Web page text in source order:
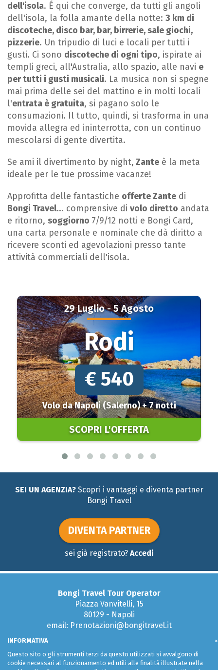
dell'isola. É qui che converge, da tutti gli angoli
dell'isola, la folla amante della notte: 3 km di
discoteche, disco bar, bar, birrerie, sale giochi,
pizzerie. Un tripudio di luci e locali per tutti i
gusti. Ci sono discoteche di ogni tipo, ispirate ai
templi greci, all'Australia, allo spazio, alle navi e
per tutti i gusti musicali. La musica non si spegne
mai prima delle sei del mattino e in molti locali
l'entrata è gratuita, si pagano solo le
consumazioni. Il tutto, quindi, si trasforma in una
movida allegra ed ininterrotta, con un continuo
mescolarsi di gente divertita.
Se ami il divertimento by night, Zante è la meta
ideale per le tue prossime vacanze!
Approfitta delle fantastiche offerte Zante di
Bongi Travel... comprensive di volo diretto andata
e ritorno, soggiorno 7/9/12 notti e Bongi Card,
una carta personale e nominale che dà diritto a
ricevere sconti ed agevolazioni presso tante
attività commerciali dell'isola.
29 Luglio - 5 Agosto
Rodi
€ 540
Volo da Napoli (Salerno) + 7 notti
SCOPRI L'OFFERTA
SEI UN AGENZIA?Scopri i vantaggi e diventa partner
Bongi Travel
DIVENTA PARTNER
sei già registrato? Accedi
Bongi Travel Tour Operator
Piazza Vanvitelli, 15
80129 - Napoli
email: Prenotazioni@bongitravel.it
×
INFORMATIVA
Questo sito o gli strumenti terzi da questo utilizzati si avvalgono di
cookie necessari al funzionamento ed utili alle finalità illustrate nella